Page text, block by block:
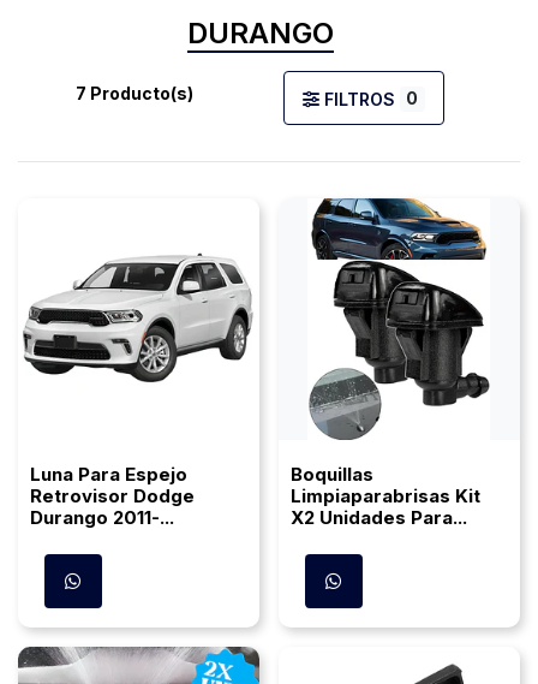
DURANGO
7 Producto(s) FILTROS 0
Luna Para Espejo
Retrovisor Dodge
Durango 2011-...
Boquillas
Limpiaparabrisas Kit
X2 Unidades Para...